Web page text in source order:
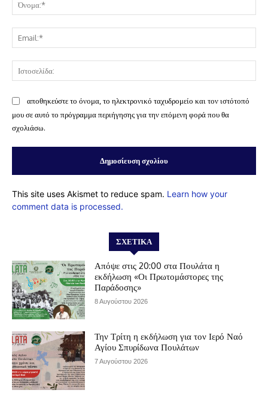
αποθηκεύστε το όνομα, το ηλεκτρονικό ταχυδρομείο και τον ιστότοπό
μου σε αυτό το πρόγραμμα περιήγησης για την επόμενη φορά που θα
σχολιάσω.
This site uses Akismet to reduce spam. Learn how your
comment data is processed.
ΣΧΕΤΙΚΆ
Απόψε στις 20:00 στα Πουλάτα η
εκδήλωση «Οι Πρωτομάστορες της
Παράδοσης»
8 Αυγούστου 2026
Την Τρίτη η εκδήλωση για τον Ιερό Ναό
Αγίου Σπυρίδωνα Πουλάτων
7 Αυγούστου 2026